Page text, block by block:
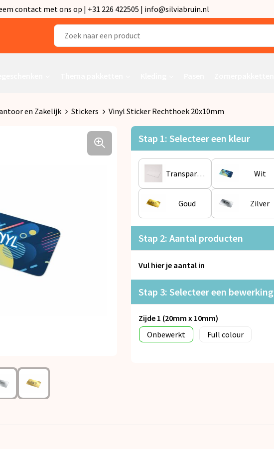
contact met ons op | +31 226 422505 | info@silviabruin.nl
en Zakelijk Stickers Vinyl Sticker Rechthoek 20x10mm
Stap 1: Selecteer een kleur
Transparant Wit
Goud Zilver
Stap 2: Aantal producten
Vul hier je aantal in
Stap 3: Selecteer een bewerking
Zijde 1 (20mm x 10mm)
Onbewerkt
Full colour